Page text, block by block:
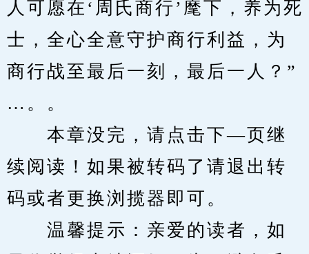
人可愿在‘周氏商行’麾下，养为死
士，全心全意守护商行利益，为
商行战至最后一刻，最后一人？”
…。。
本章没完，请点击下—页继
续阅读！如果被转码了请退出转
码或者更换浏揽器即可。
温馨提示：亲爱的读者，如